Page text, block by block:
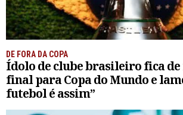
DE FORA DA COPA
Ídolo de clube brasileiro fica
final para Copa do Mundo e
futebol é assim”